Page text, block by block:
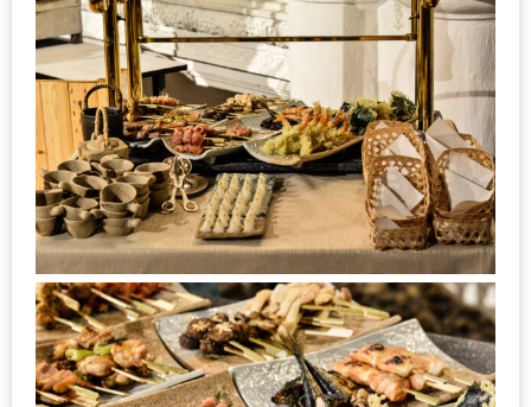
อ้วน
ติดต่อ
น้า
อ้วน
น้า
อ้วน
ชวน
คุย
นโยบาย
ความ